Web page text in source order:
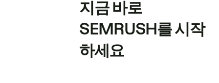
지금 바로
SEMRUSH를 시작
하세요